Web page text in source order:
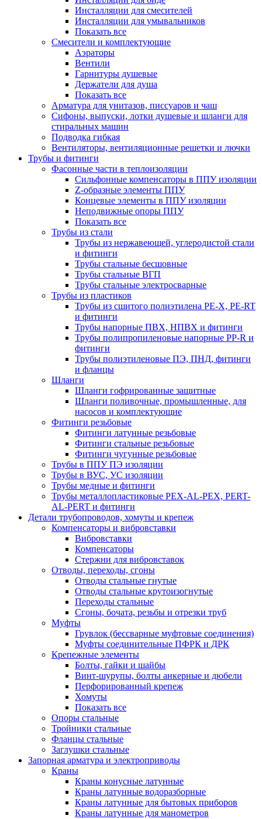
Инсталляции для смесителей
Инсталляции для умывальников
Показать все
Смесители и комплектующие
Аэраторы
Вентили
Гарнитуры душевые
Держатели для душа
Показать все
Арматура для унитазов, писсуаров и чаш
Сифоны, выпуски, лотки душевые и шланги для
стиральных машин
Подводка гибкая
Вентиляторы, вентиляционные решетки и лючки
Трубы и фитинги
Фасонные части в теплоизоляции
Cильфонные компенсаторы в ППУ изоляции
Z-образные элементы ППУ
Концевые элементы в ППУ изоляции
Неподвижные опоры ППУ
Показать все
Трубы из стали
Трубы из нержавеющей, углеродистой стали
и фитинги
Трубы стальные бесшовные
Трубы стальные ВГП
Трубы стальные электросварные
Трубы из пластиков
Трубы из сшитого полиэтилена PE-X, PE-RT
и фитинги
Трубы напорные ПВХ, НПВХ и фитинги
Трубы полипропиленовые напорные PP-R и
фитинги
Трубы полиэтиленовые ПЭ, ПНД, фитинги
и фланцы
Шланги
Шланги гофрированные защитные
Шланги поливочные, промышленные, для
насосов и комплектующие
Фитинги резьбовые
Фитинги латунные резьбовые
Фитинги стальные резьбовые
Фитинги чугунные резьбовые
Трубы в ППУ ПЭ изоляции
Трубы в ВУС, УС изоляции
Трубы медные и фитинги
Трубы металлопластиковые PEX-AL-PEX, PERT-
AL-PERT и фитинги
Детали трубопроводов, хомуты и крепеж
Компенсаторы и вибровставки
Вибровставки
Компенсаторы
Стержни для вибровставок
Отводы, переходы, сгоны
Отводы стальные гнутые
Отводы стальные крутоизогнутые
Переходы стальные
Сгоны, бочата, резьбы и отрезки труб
Муфты
Грувлок (бессварные муфтовые соединения)
Муфты соединительные ПФРК и ДРК
Крепежные элементы
Болты, гайки и шайбы
Винт-шурупы, болты анкерные и дюбели
Перфорированный крепеж
Хомуты
Показать все
Опоры стальные
Тройники стальные
Фланцы стальные
Заглушки стальные
Запорная арматура и электроприводы
Краны
Краны конусные латунные
Краны латунные водоразборные
Краны латунные для бытовых приборов
Краны латунные для манометров